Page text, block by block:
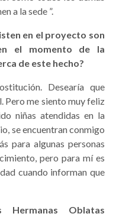
a la sede ”.
en el proyecto son
el momento de la
de este hecho?
Desearía que
Pero me siento muy feliz
niñas atendidas en la
se encuentran conmigo
para algunas personas
pero para mí es
cuando informan que
Oblatas